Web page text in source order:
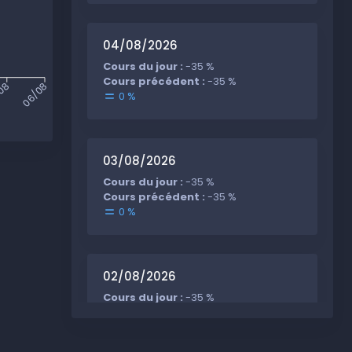
06/08
04/08/2026
Cours du jour :-35 %
Cours précédent :-35 %
0 %
03/08/2026
Cours du jour :-35 %
Cours précédent :-35 %
0 %
02/08/2026
Cours du jour :-35 %